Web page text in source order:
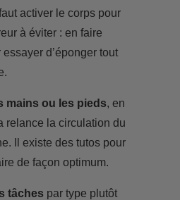
activer le corps pour
à éviter : en faire
d’éponger tout
mains ou les pieds, en
relance la circulation du
Il existe des tutos pour
de façon optimum.
tâches par type plutôt